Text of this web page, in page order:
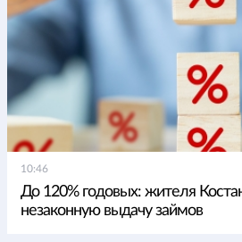
10:46
До 120% годовых: жителя
незаконную выдачу займов